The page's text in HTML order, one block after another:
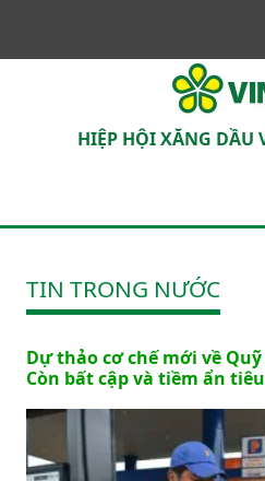
HIỆP HỘI XĂNG DẦU
TIN TRONG NƯỚC
Dự thảo cơ chế mới về
Còn bất cập và tiềm ẩn